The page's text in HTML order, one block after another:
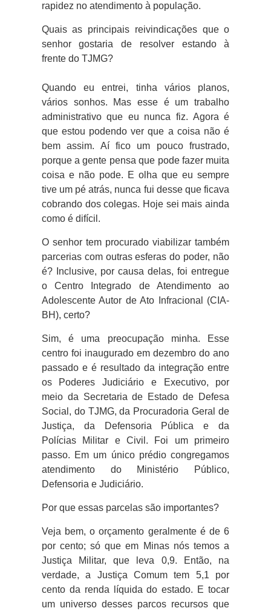
rapidez no atendimento à população.
Quais as principais reivindicações que o
senhor gostaria de resolver estando à
frente do TJMG?
Quando eu entrei, tinha vários planos,
vários sonhos. Mas esse é um trabalho
administrativo que eu nunca fiz. Agora é
que estou podendo ver que a coisa não é
bem assim. Aí fico um pouco frustrado,
porque a gente pensa que pode fazer muita
coisa e não pode. E olha que eu sempre
tive um pé atrás, nunca fui desse que ficava
cobrando dos colegas. Hoje sei mais ainda
como é difícil.
O senhor tem procurado viabilizar também
parcerias com outras esferas do poder, não
é? Inclusive, por causa delas, foi entregue
o Centro Integrado de Atendimento ao
Adolescente Autor de Ato Infracional (CIA-
BH), certo?
Sim, é uma preocupação minha. Esse
centro foi inaugurado em dezembro do ano
passado e é resultado da integração entre
os Poderes Judiciário e Executivo, por
meio da Secretaria de Estado de Defesa
Social, do TJMG, da Procuradoria Geral de
Justiça, da Defensoria Pública e da
Polícias Militar e Civil. Foi um primeiro
passo. Em um único prédio congregamos
atendimento do Ministério Público,
Defensoria e Judiciário.
Por que essas parcelas são importantes?
Veja bem, o orçamento geralmente é de 6
por cento; só que em Minas nós temos a
Justiça Militar, que leva 0,9. Então, na
verdade, a Justiça Comum tem 5,1 por
cento da renda líquida do estado. E tocar
um universo desses parcos recursos que